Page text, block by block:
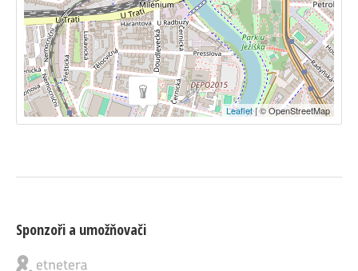
Leaflet| © OpenStreetMap
Sponzoři a umožňovači